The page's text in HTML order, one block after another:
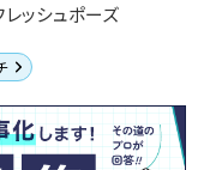
ッシュポーズ